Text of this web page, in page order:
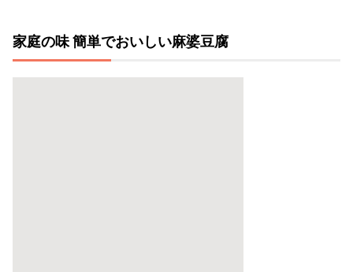
家庭の味 簡単でおいしい麻婆豆腐